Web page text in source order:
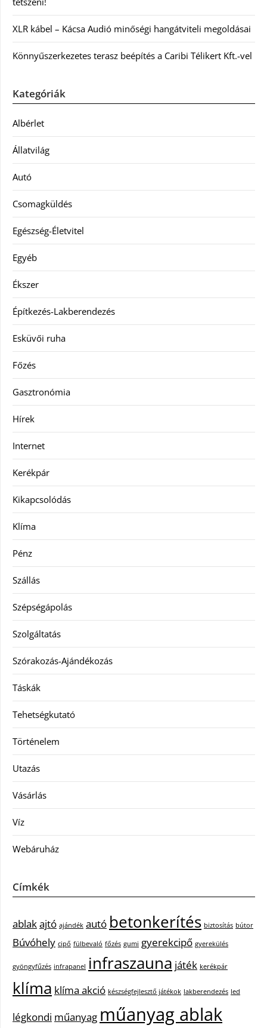
XLR kábel – Kácsa Audió minőségi hangátviteli megoldásai
Könnyűszerkezetes terasz beépítés a Caribi Télikert Kft.-vel
Kategóriák
Albérlet
Állatvilág
Autó
Csomagküldés
Egészség-Életvitel
Egyéb
Ékszer
Építkezés-Lakberendezés
Esküvői ruha
Főzés
Gasztronómia
Hírek
Internet
Kerékpár
Kikapcsolódás
Klíma
Pénz
Szállás
Szépségápolás
Szolgáltatás
Szórakozás-Ajándékozás
Táskák
Tehetségkutató
Történelem
Utazás
Vásárlás
Víz
Webáruház
Címkék
ablakajtó ajándék autó betonkerítés biztosítás bútor
Búvóhely cipő fülbevaló főzés gumi gyerekcipő gyerekülés
gyöngyfűzés infrapanel infraszauna játék kerékpár
klíma klíma akció készségfejlesztő játékok lakberendezés led
légkondi műanyag műanyag ablak